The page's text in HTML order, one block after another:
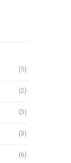
(5)
(2)
(3)
(3)
(6)